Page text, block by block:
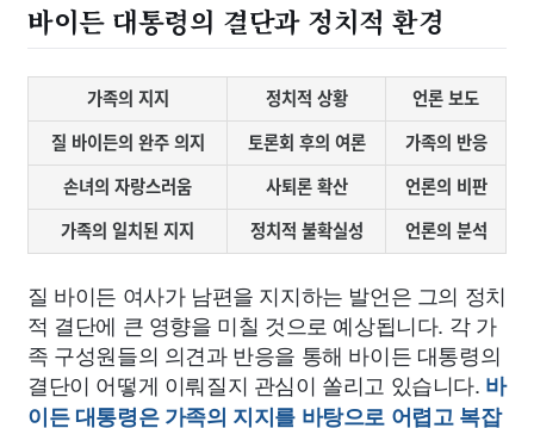
바이든 대통령의 결단과 정치적 환경
가족의 지지 정치적 상황
언론 보도
질 바이든의 완주 의지
토론회 후의 여론
가족의 반응
손녀의 자랑스러움
사퇴론 확산
언론의 비판
가족의 일치된 지지
정치적 불확실성 언론의 분석
질 바이든 여사가 남편을 지지하는 발언은 그의 정치
적 결단에 큰 영향을 미칠 것으로 예상됩니다. 각 가
족 구성원들의 의견과 반응을 통해 바이든 대통령의
결단이 어떻게 이뤄질지 관심이 쏠리고 있습니다. 바
이든 대통령은 가족의 지지를 바탕으로 어렵고 복잡